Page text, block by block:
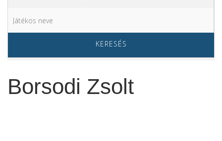
KERESÉS
Borsodi Zsolt